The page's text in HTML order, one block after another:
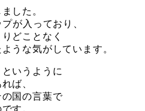
した。
が入っており、
どことなく
うな気がしています。
というように
ば、
国の言葉で
す。